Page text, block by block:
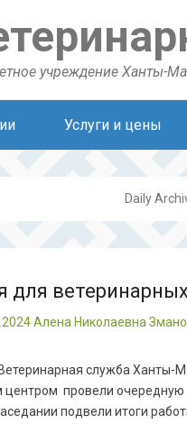
учреждение Ханты-
Услуги и цены
Daily
для
Алена Николаевна
служба Ханты-
центром провели
подвели итоги